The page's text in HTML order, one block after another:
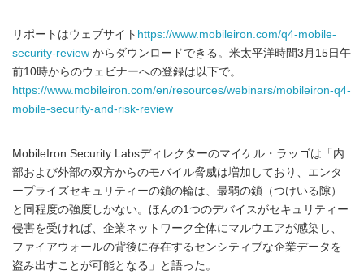
リポートはウェブサイト https://www.mobileiron.com/q4-mobile-
security-review からダウンロードできる。米太平洋時間3月15日午
前10時からのウェビナーへの登録は以下で。
https://www.mobileiron.com/en/resources/webinars/mobileiron-q4-
mobile-security-and-risk-review
MobileIron Security Labsディレクターのマイケル・ラッゴは「内
部および外部の双方からのモバイル脅威は増加しており、エンタ
ープライズセキュリティーの鎖の輪は、最弱の鎖（つけいる隙）
と同程度の強度しかない。ほんの1つのデバイスがセキュリティー
侵害を受ければ、企業ネットワーク全体にマルウエアが感染し、
ファイアウォールの背後に存在するセンシティブな企業データを
盗み出すことが可能となる」と語った。